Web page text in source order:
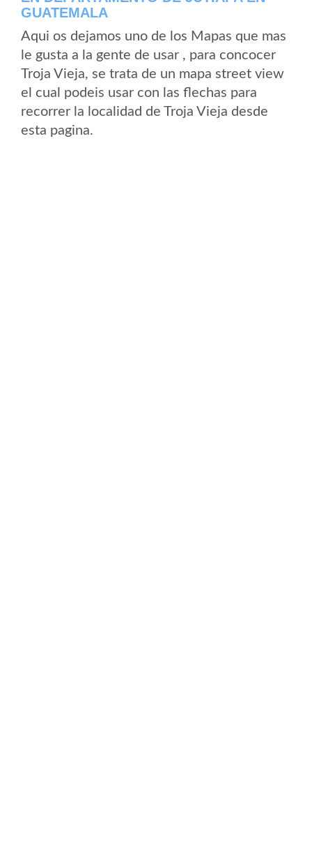
GUATEMALA
Aqui os dejamos uno de los Mapas que mas
le gusta a la gente de usar , para concocer
Troja Vieja, se trata de un mapa street view
el cual podeis usar con las flechas para
recorrer la localidad de Troja Vieja desde
esta pagina.